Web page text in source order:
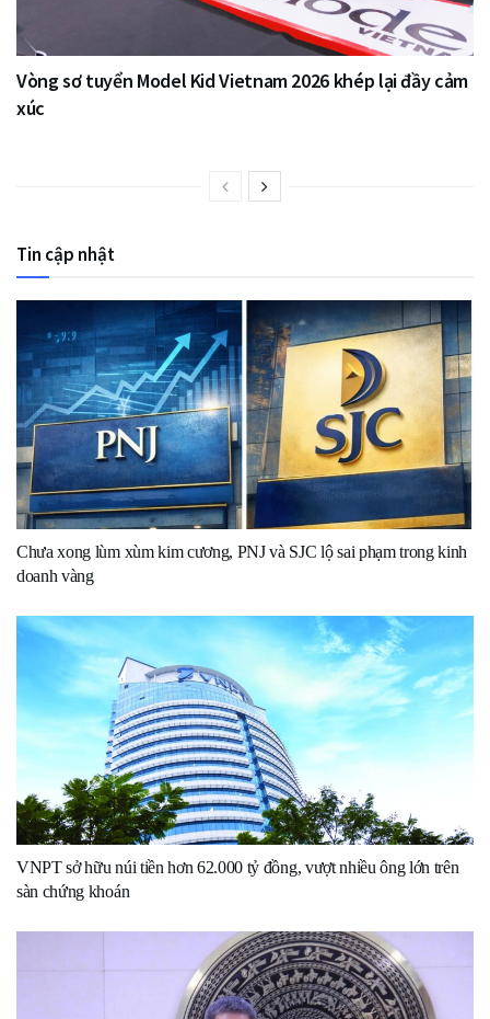
Vòng sơ tuyển Model Kid Vietnam 2026 khép lại đầy cảm
xúc
Tin cập nhật
Chưa xong lùm xùm kim cương, PNJ và SJC lộ sai phạm trong kinh
doanh vàng
VNPT sở hữu núi tiền hơn 62.000 tỷ đồng, vượt nhiều ông lớn trên
sàn chứng khoán